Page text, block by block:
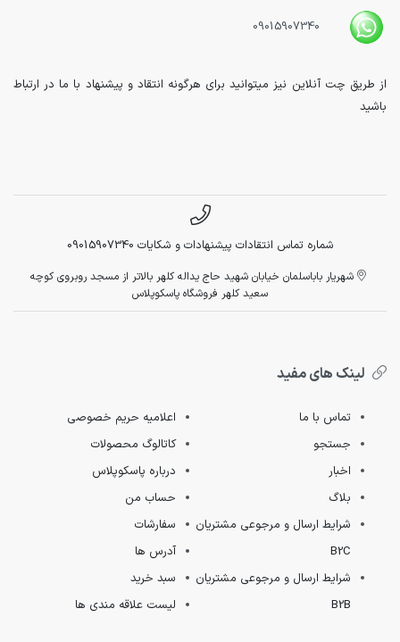
09015907340
از طریق چت آنلاین نیز میتوانید برای هرگونه انتقاد و پیشنهاد با ما در ارتباط
باشید
شماره تماس انتقادات پیشنهادات و شکایات 09015907340
شهریار باباسلمان خیابان شهید حاج یداله کلهر بالاتر از مسجد روبروی کوچه
سعید کلهر فروشگاه پاسکوپلاس
لینک های مفید
تماس با ما
جستجو
اخبار
بلاگ
شرایط ارسال و مرجوعی مشتریان
B2C
شرایط ارسال و مرجوعی مشتریان
B2B
اعلامیه حریم خصوصی
کاتالوگ محصولات
درباره پاسکوپلاس
حساب من
سفارشات
آدرس ها
سبد خرید
لیست علاقه مندی ها